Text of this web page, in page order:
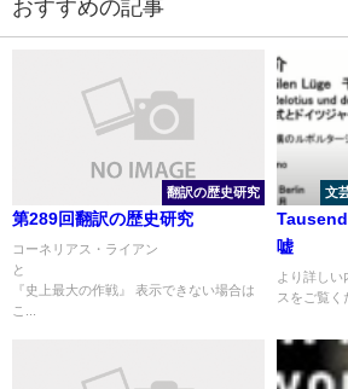
おすすめの記事
翻訳の歴史研究
第289回翻訳の歴史研究
コーネリアス・ライアン
『史上最大の作戦』 表示できない場合は
こ...
文
嘘
より詳しい
スをご覧く